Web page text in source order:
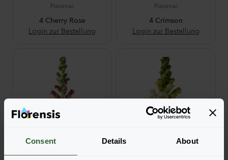
Consent Details About
Potomac
4 Cherry Rose
Login zur Bestellung
Potomac
4 Crimson
Login zur Bestellung